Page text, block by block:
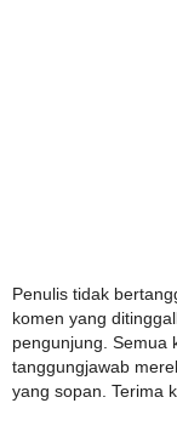
Penulis tidak
komen yang
pengunjung. Semua
tanggungjawab
yang sopan. Terima